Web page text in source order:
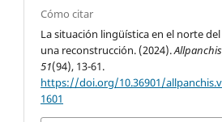
Cómo citar
La situación lingüística en el norte
una reconstrucción. (2024).Allpanchis
51(94), 13-61.
https://doi.org/10.36901/
1601